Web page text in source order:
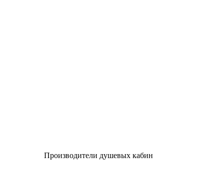
Производители душевых кабин